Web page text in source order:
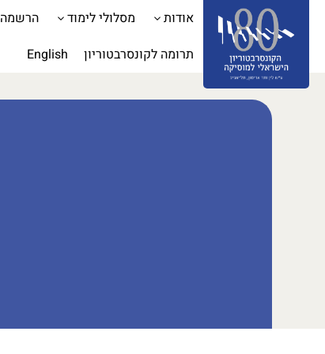
אודות מסלולי לימוד הרשמה
תרומה לקונסרבטוריון
English